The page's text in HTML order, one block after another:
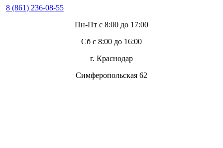
8 (861) 236-08-55
Пн-Пт с 8:00 до 17:00
Сб с 8:00 до 16:00
г. Краснодар
Симферопольская 62